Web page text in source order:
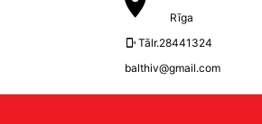
Rīga
Tālr.28441324
balthiv@gmail.com